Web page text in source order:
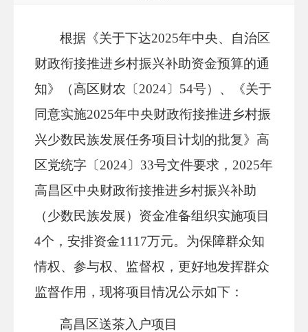
根据《关于下达2025年中央、自治区
财政衔接推进乡村振兴补助资金预算的通
知》（高区财农〔2024〕54号）、
《关于
同意实施2025年中央财政衔接推进乡村振
兴少数民族发展任务项目计划的批复》 高
区党统字 〔 2024〕 33号文件要求， 2025年
高昌区中央财政衔接推进乡村振兴补助
（少数民族发展）资金准备组织实施项目
4个，安排资金1117万元。为保障群众知
情权、参与权、监督权，更好地发挥群众
监督作用，现将项目情况公示如下：
高昌区送茶入户项目